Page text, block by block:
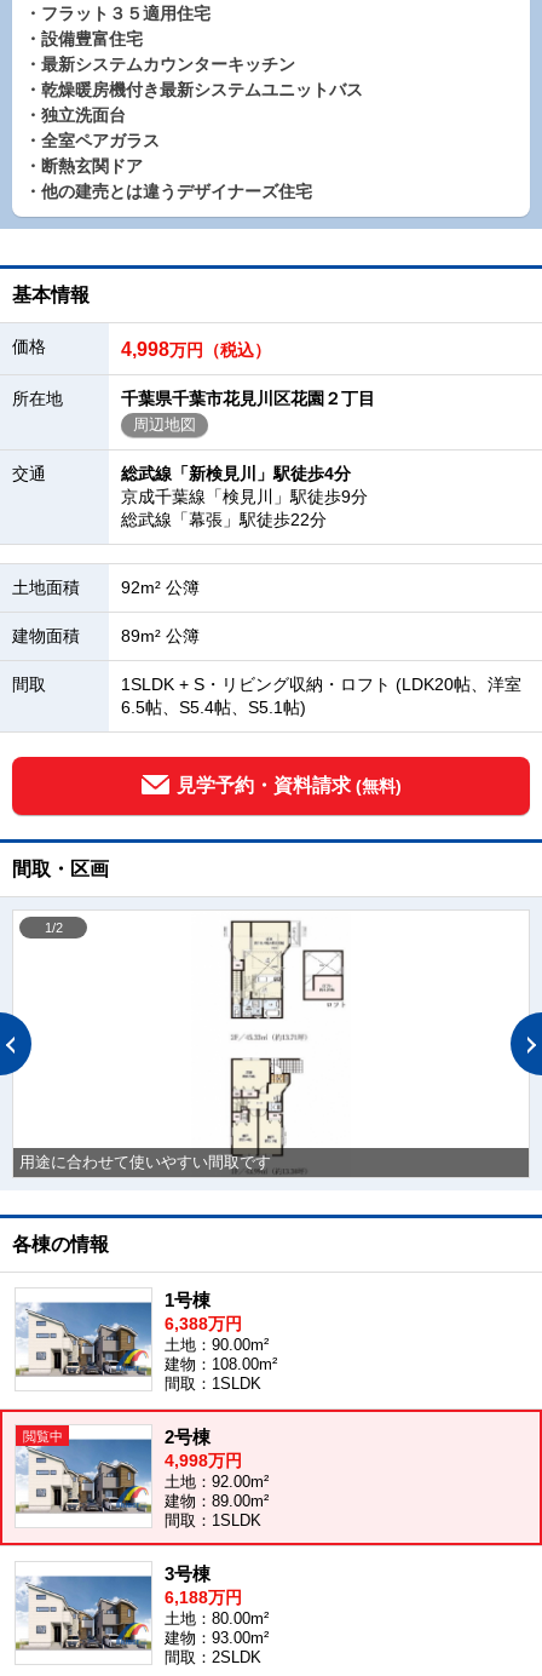
・フラット３５適用住宅
・設備豊富住宅
・最新システムカウンターキッチン
・乾燥暖房機付き最新システムユニットバス
・独立洗面台
・全室ペアガラス
・断熱玄関ドア
・他の建売とは違うデザイナーズ住宅
基本情報
価格 4,998万円（税込）
所在地 千葉県千葉市花見川区花園２丁目
周辺地図
交通
総武線「新検見川」駅徒歩4分
京成千葉線「検見川」駅徒歩9分
総武線「幕張」駅徒歩22分
土地面積 92m² 公簿
建物面積 89m² 公簿
間取
1SLDK + S・リビング収納・ロフト (LDK20帖、洋室
6.5帖、S5.4帖、S5.1帖)
見学予約・資料請求 (無料)
間取・区画
用途に合わせて使いやすい間取です
1/2
各棟の情報
1号棟
6,388万円
土地：90.00m²
建物：108.00m²
間取：1SLDK
2号棟
4,998万円
土地：92.00m²
建物：89.00m²
間取：1SLDK
3号棟
6,188万円
土地：80.00m²
建物：93.00m²
間取：2SLDK